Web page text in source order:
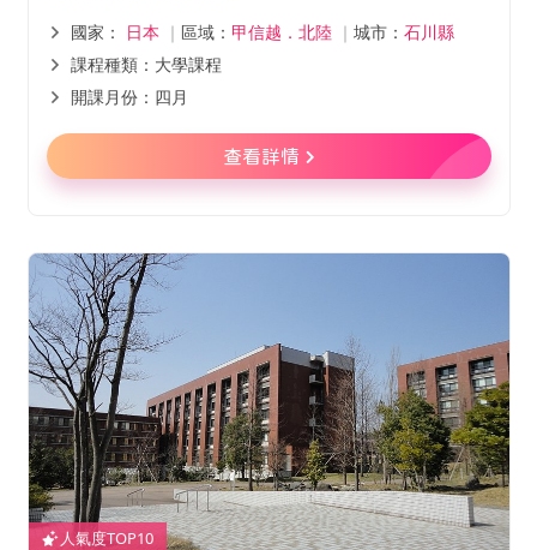
國家： 日本 ｜ 區域： 甲信越．北陸 ｜ 城市： 石川縣
課程種類：大學課程
開課月份：四月
查看詳情
人氣度TOP10